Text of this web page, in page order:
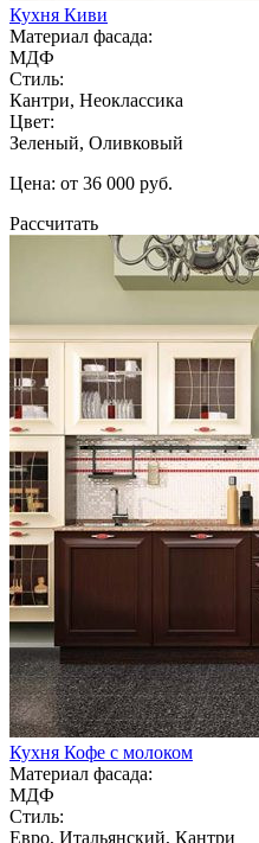
Кухня Киви
Материал фасада:
МДФ
Стиль:
Кантри, Неоклассика
Цвет:
Зеленый, Оливковый
Цена: от 36 000 руб.
Рассчитать
Кухня Кофе с молоком
Материал фасада:
МДФ
Стиль:
Евро, Итальянский, Кантри